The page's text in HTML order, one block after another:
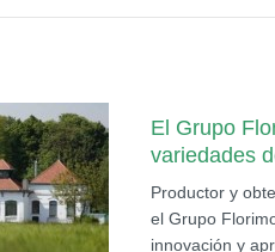
El Grupo
variedades
Productor y
el Grupo
innovación y